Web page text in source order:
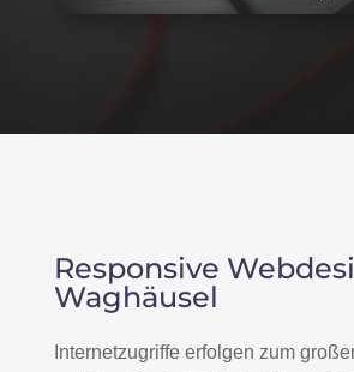
Responsive
Waghäusel
Internetzugriffe erfolgen zum